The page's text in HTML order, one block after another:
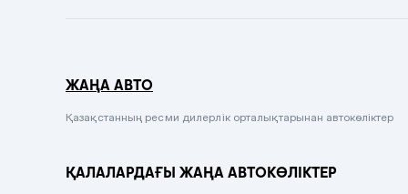
Сиреневый металлик
Вишневый
ЖАҢА АВТО
Қазақстанның ресми дилерлік орталықтарынан автокөліктер
ҚАЛАЛАРДАҒЫ ЖАҢА АВТОКӨЛІКТЕР